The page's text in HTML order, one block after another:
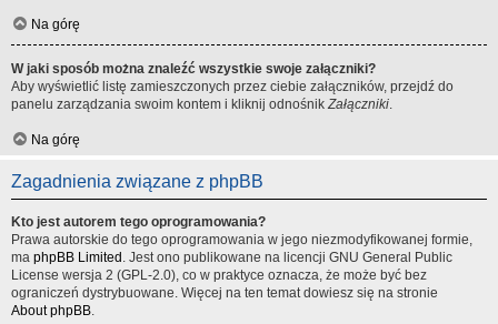
Na górę
W jaki sposób można znaleźć wszystkie swoje załączniki?
Aby wyświetlić listę zamieszczonych przez ciebie załączników, przejdź do
panelu zarządzania swoim kontem i kliknij odnośnikZałączniki.
Na górę
Zagadnienia związane z phpBB
Kto jest autorem tego oprogramowania?
Prawa autorskie do tego oprogramowania w jego niezmodyfikowanej formie,
ma phpBB Limited . Jest ono publikowane na licencji GNU General Public
License wersja 2 (GPL-2.0), co w praktyce oznacza, że może być bez
ograniczeń dystrybuowane. Więcej na ten temat dowiesz się na stronie
About phpBB.